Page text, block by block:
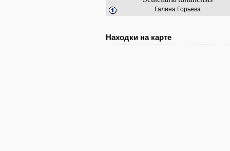
Галина Горьева
Находки на карте